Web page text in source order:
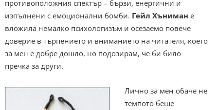
противоположния спектър – бързи, енергични и
изпълнени с емоционални бомби. Гейл Хъниман е
вложила немалко психологизъм и осезаемо повече
доверие в търпението и вниманието на читателя, което
за мен е добре дошло, но подозирам, че би било
пречка за други.
Лично за мен обаче не
темпото беше